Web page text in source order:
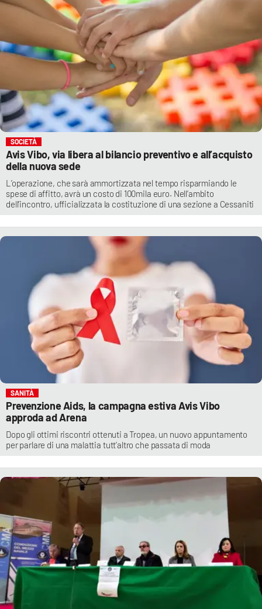
SOCIETÀ
Avis Vibo, via libera al bilancio preventivo e all’acquisto
della nuova sede
L’operazione, che sarà ammortizzata nel tempo risparmiando le
spese di affitto, avrà un costo di 100mila euro. Nell’ambito
dell’incontro, ufficializzata la costituzione di una sezione a Cessaniti
SANITÀ
Prevenzione Aids, la campagna estiva Avis Vibo
approda ad Arena
Dopo gli ottimi riscontri ottenuti a Tropea, un nuovo appuntamento
per parlare di una malattia tutt’altro che passata di moda